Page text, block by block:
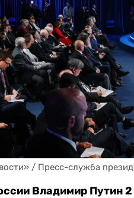
/ Пресс-служба
Владимир Путин 2